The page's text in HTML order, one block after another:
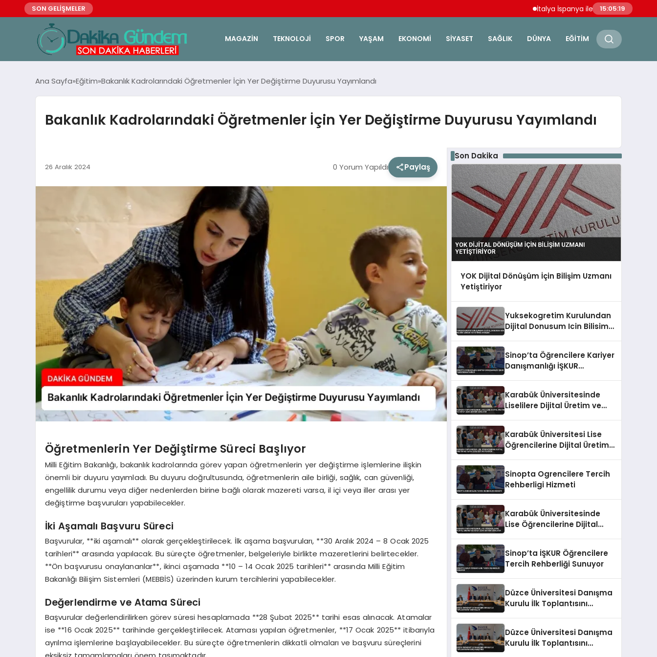
SON GELİŞMELER İtalya İspanya ile Schengen Anlaşmasını
15:05:20
MAGAZIN TEKNOLOJI SPOR YAŞAM EKONOMI SIYASET SAĞLIK DÜNYA EĞITIM
Ana Sayfa Eğitim Bakanlık Kadrolarındaki Öğretmenler İçin Yer Değiştirme Duyurusu Yayımlandı
Bakanlık Kadrolarındaki Öğretmenler İçin Yer Değiştirme Duyurusu Yayımlandı
26 Aralık 2024 0 Yorum Yapıldı Paylaş
Öğretmenlerin Yer Değiştirme Süreci Başlıyor
Milli Eğitim Bakanlığı, bakanlık kadrolarında görev yapan öğretmenlerin yer değiştirme işlemlerine ilişkin
önemli bir duyuru yayımladı. Bu duyuru doğrultusunda, öğretmenlerin aile birliği, sağlık, can güvenliği,
engellilik durumu veya diğer nedenlerden birine bağlı olarak mazereti varsa, il içi veya iller arası yer
değiştirme başvuruları yapabilecekler.
İki Aşamalı Başvuru Süreci
Başvurular, **iki aşamalı** olarak gerçekleştirilecek. İlk aşama başvuruları, **30 Aralık 2024 – 8 Ocak 2025
tarihleri** ​​arasında yapılacak. Bu süreçte öğretmenler, belgeleriyle birlikte mazeretlerini belirtecekler.
**Ön başvurusu onaylananlar**, ikinci aşamada **10 – 14 Ocak 2025 tarihleri** arasında Milli Eğitim
Bakanlığı Bilişim Sistemleri (MEBBİS) üzerinden kurum tercihlerini yapabilecekler.
Değerlendirme ve Atama Süreci
Başvurular değerlendirilirken görev süresi hesaplamada **28 Şubat 2025** tarihi esas alınacak. Atamalar
ise **16 Ocak 2025** tarihinde gerçekleştirilecek. Ataması yapılan öğretmenler, **17 Ocak 2025** itibarıyla
ayrılma işlemlerine başlayabilecekler. Bu süreçte öğretmenlerin dikkatli olmaları ve başvuru süreçlerini
Son Dakika
YOK Dijital Dönüşüm İçin Bilişim Uzmanı
Yetiştiriyor
Yuksekogretim Kurulundan
Dijital Donusum Icin Bilisim
Sinop’ta Öğrencilere Kariyer
Danışmanlığı İŞKUR
Karabük Üniversitesinde
Liselilere Dijital Üretim ve
Karabük Üniversitesi Lise
Öğrencilerine Dijital Üretim
Sinopta Ogrencilere Tercih
Rehberligi Hizmeti
Karabük Üniversitesinde
Lise Öğrencilerine Dijital
Sinop’ta İŞKUR Öğrencilere
Tercih Rehberliği Sunuyor
Düzce Üniversitesi Danışma
Kurulu İlk Toplantısını
Düzce Üniversitesi Danışma
Kurulu İlk Toplantısını